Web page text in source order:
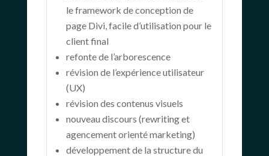
le framework de conception de
page Divi, facile d’utilisation pour le
client final
refonte de l’arborescence
révision de l’expérience utilisateur
(UX)
révision des contenus visuels
nouveau discours (rewriting et
agencement orienté marketing)
développement de la structure du